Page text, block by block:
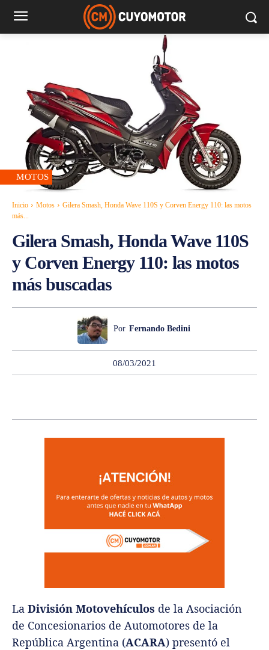
MOTOS
Inicio Motos
Gilera Smash, Honda Wave 110S y Corven Energy 110: las motos
más...
Gilera Smash, Honda Wave 110S
y Corven Energy 110: las motos
más buscadas
Por Fernando Bedini
08/03/2021
La División Motovehículos de la Asociación
de Concesionarios de Automotores de la
República Argentina (ACARA) presentó el